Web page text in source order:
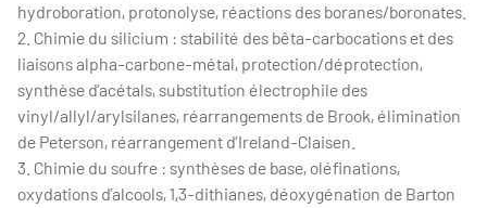
hydroboration, protonolyse, réactions des boranes/boronates.
2. Chimie du silicium : stabilité des bêta-carbocations et des
liaisons alpha-carbone-métal, protection/déprotection,
synthèse d’acétals, substitution électrophile des
vinyl/allyl/arylsilanes, réarrangements de Brook, élimination
de Peterson, réarrangement d’Ireland-Claisen.
3. Chimie du soufre : synthèses de base, oléfinations,
oxydations d’alcools, 1,3-dithianes, déoxygénation de Barton